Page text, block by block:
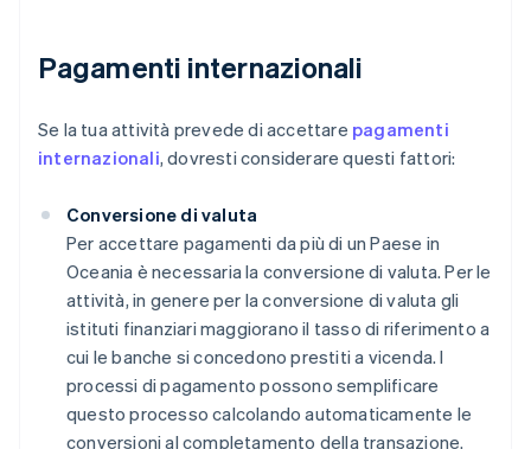
Pagamenti internazionali
Se la tua attività prevede di accettare pagamenti
internazionali, dovresti considerare questi fattori:
Conversione di valuta
Per accettare pagamenti da più di un Paese in
Oceania è necessaria la conversione di valuta. Per le
attività, in genere per la conversione di valuta gli
istituti finanziari maggiorano il tasso di riferimento a
cui le banche si concedono prestiti a vicenda. I
processi di pagamento possono semplificare
questo processo calcolando automaticamente le
conversioni al completamento della transazione.